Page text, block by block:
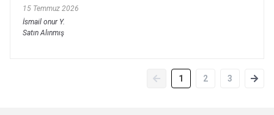
15 Temmuz 2026
İsmail onur Y.
Satın Alınmış
1 2 3